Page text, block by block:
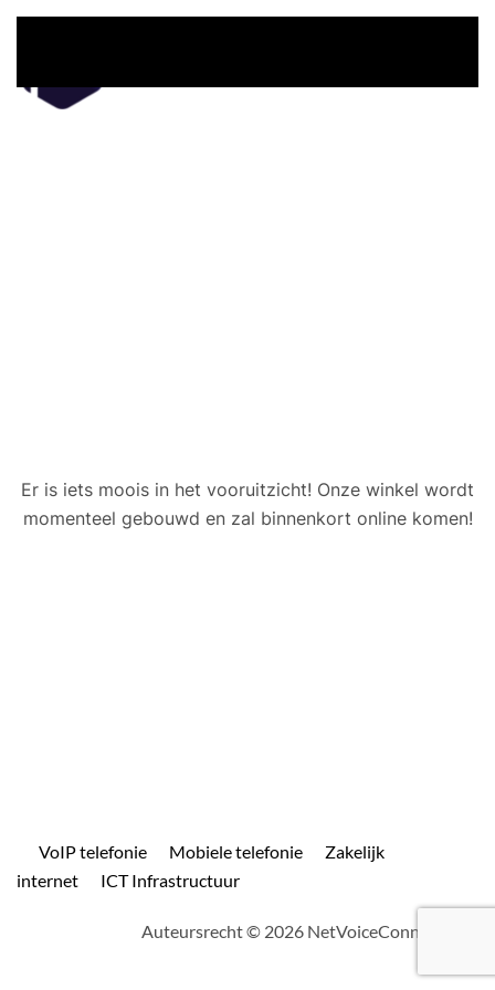
Er is iets moois in het vooruitzicht! Onze winkel wordt
momenteel gebouwd en zal binnenkort online komen!
VoIP telefonie Mobiele telefonie
Zakelijk
internet
ICT Infrastructuur
Auteursrecht © 2026 NetVoiceConnect.com